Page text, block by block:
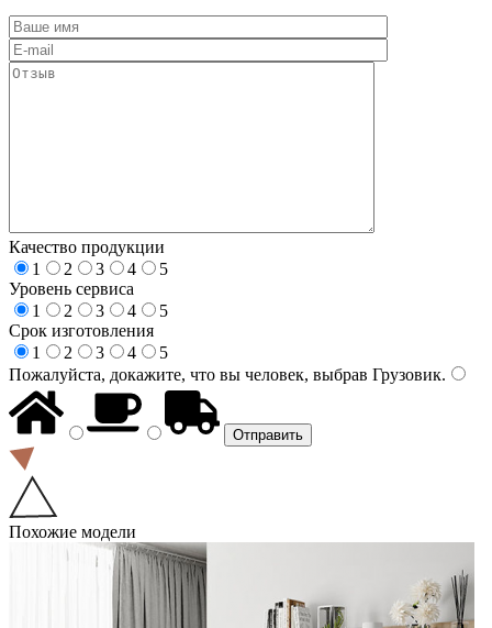
Качество продукции
1
2 3 4
5
Уровень сервиса
1
2 3 4
5
Срок изготовления
1
2 3 4
5
Пожалуйста, докажите, что вы человек, выбрав Грузовик.
Похожие модели